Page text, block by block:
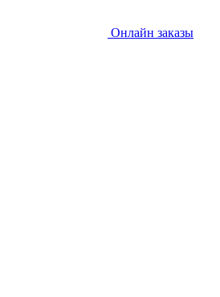
Онлайн заказы